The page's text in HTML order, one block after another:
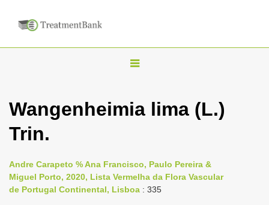
T
g
n
a
Wangenheimia lima (L.)
Trin.
Andre Carapeto % Ana Francisco, Paulo Pereira &
Miguel Porto, 2020, Lista Vermelha da Flora Vascular
de Portugal Continental, Lisboa : 335